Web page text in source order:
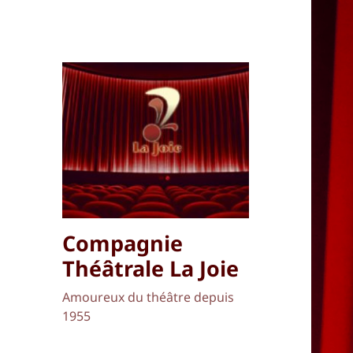
Compagnie
Théâtrale La Joie
Amoureux du théâtre depuis
1955